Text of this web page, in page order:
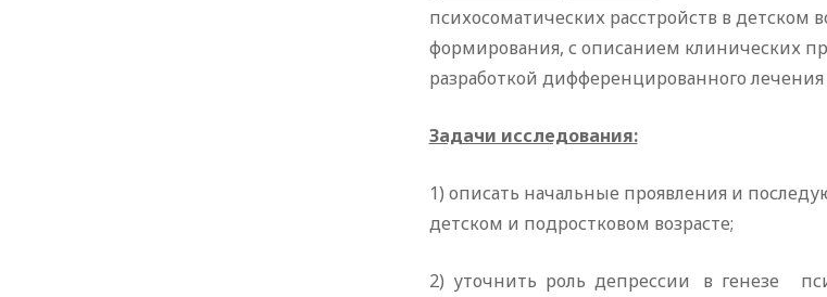
психосоматических расстройств в детском
формирования, с описанием клинических
разработкой дифференцированного
Задачи исследования:
1) описать начальные проявления и
детском и подростковом возрасте;
2) уточнить роль депрессии в генезе